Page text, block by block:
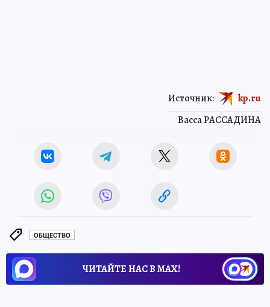
Васса РАССАДИНА
Источник: kp.ru
ОБЩЕСТВО
ЧИТАЙТЕ НАС В МАХ!